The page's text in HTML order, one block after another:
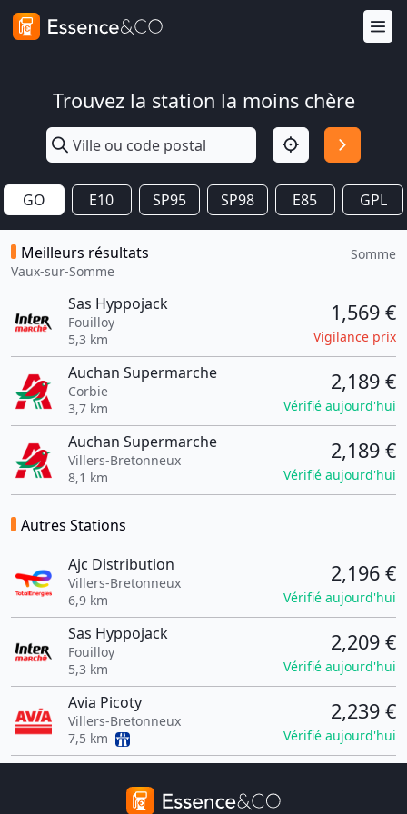
Trouvez la station la moins chère
GO E10 SP95 SP98 E85 GPL
Meilleurs résultats
Vaux-sur-Somme
Somme
Sas Hyppojack
Fouilloy
5,3 km
1,569 €
Vigilance prix
Auchan Supermarche
Corbie
3,7 km
2,189 €
Vérifié aujourd'hui
Auchan Supermarche
Villers-Bretonneux
8,1 km
2,189 €
Vérifié aujourd'hui
Autres Stations
Ajc Distribution
Villers-Bretonneux
6,9 km
2,196 €
Vérifié aujourd'hui
Sas Hyppojack
Fouilloy
5,3 km
2,209 €
Vérifié aujourd'hui
Avia Picoty
Villers-Bretonneux
7,5 km
2,239 €
Vérifié aujourd'hui